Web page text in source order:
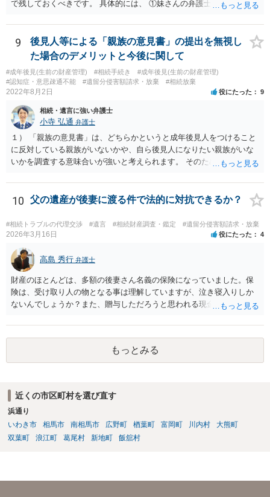
で残しておくべきです。 具体的には、 ①妹さんの弁護士に対して、連
の預金を振り込めば終了など）を記載した合意書等の書面を作成して
もらう。 ②相談者様はその書面の内容をしっかり確認する。納得でき
ない部分があれば、説明を求めたり、修正を求める。 なお、相続に
関してお互いに債権債務がないことを確認する旨を記載してもらいま
しょう。その記載があれば、相続の件は終了となります。 ③合意書等
が納得できる内容になれば、お互いに署名捺印する。 という流れで
捺印する前に、相談者様も別の弁護士に相談して確認してもらうので
もいいと思います。 ⑵振込先が弁護士宛であることについて 代理人弁
護士の預り口座を振込先とするのはよくあることです。 問題ないと思
います。
9
後見人等による「親族の意見書」の提出を無視し
た場合のデメリットと今後に関して
#成年後見(生前の財産管理) #相続手続き
#成年後見(生前の財産管理)
#認知症・意思疎通不能
#遺留分侵害額請求・放棄 #相続放棄
2022年8月2日 役にたった 9
相続・遺言に強い弁護士
小寺 弘通 弁護士
１） 「親族の意見書」は、どちらかというと成年後見人をつけること
に反対している親族がいないかや、自ら後見人になりたい親族がいな
いかを調査する意味合いが強いと考えられます。 そのため、ご相談の
す。 ２） 場合によっては、介護や被後見人の財産の処分等に関して、
後見人から相談があることも考えられます。 また、お祖母さんがお亡
くなりになった場合、相続人となる可能性がありますが、 その場合は
相続放棄されれば問題ありません。 ３） 完全に拒否する方法はないか
もしれませんが、 関わりを持ちたくないとのことでしたら、親族の意
見書にその旨を記載して提出しておけば良いかも知れません。 後見人
としても、関わりを拒否している親族にあえて連絡をしてくる可能性
は低いと考えられます。 以上、ご参考になさってください。
10 父の遺産が後妻に渡る件で法的に対抗できるか？
#相続トラブルの代理交渉 #遺言 #相続財産調査・鑑定 #遺留分侵害額請求・放棄
2026年3月16日 役にたった 4
高島 秀行 弁護士
財産のほとんどは、多額の後妻さん名義の保険になっていました。保
険は、受け取り人の物となる事は理解していますが、泣き寝入りしか
ないんでしょうか？また、贈与しただろうと思われる現金の引き出し
うか？ 保険は原則として受取人のものですが、遺産全体での保険金
の割合が高い場合、掛け金が一括払いで、保険金が掛け金の額と同様
の額の場合などは特別受益として遺留分の対象となる可能性がありま
す。 多額の現金の引き出しは、相手に渡ったかどうか、そのとき父
もっとみる
近くの市区町村を選び直す
浜通り
いわき市
相馬市 南相馬市 広野町 楢葉町 富岡町 川内村
大熊町
双葉町
浪江町 葛尾村 新地町 飯舘村